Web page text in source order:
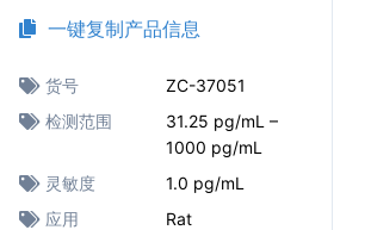
一键复制产品信息
货号
ZC-37051
检测范围
31.25 pg/mL –
1000 pg/mL
灵敏度
1.0 pg/mL
应用
Rat